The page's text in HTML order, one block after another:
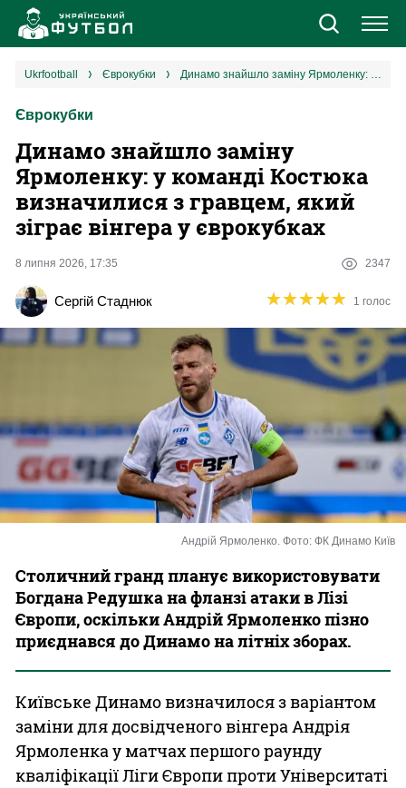
Новини
Єврокубки
УПЛ
Різне
Букмекери
Казино
ukrfootball єврокубки Динамо знайшло заміну Ярмоленку: у команді Костюка визначилися з гравцем, який зіграє вінгера у єврокубках
Єврокубки
Динамо знайшло заміну
Ярмоленку: у команді Костюка
визначилися з гравцем, який
зіграє вінгера у єврокубках
8 липня 2026, 17:35 2347
Сергій Стаднюк ★★★★★
★★★★★ 1 голос
Андрій Ярмоленко. Фото: ФК Динамо Київ
Столичний гранд планує використовувати
Богдана Редушка на фланзі атаки в Лізі
Європи, оскільки Андрій Ярмоленко пізно
приєднався до Динамо на літніх зборах.
Київське Динамо визначилося з варіантом
заміни для досвідченого вінгера Андрія
Ярмоленка у матчах першого раунду
кваліфікації Ліги Європи проти Університаті